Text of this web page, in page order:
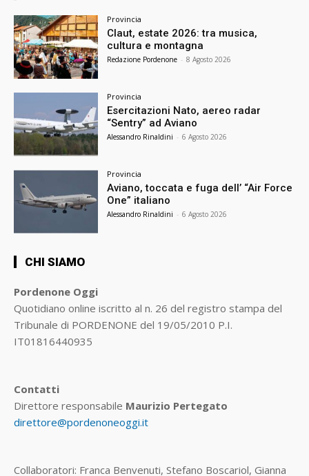
Provincia
Claut, estate 2026: tra musica,
cultura e montagna
Redazione Pordenone - 8 Agosto 2026
Provincia
Esercitazioni Nato, aereo radar
“Sentry” ad Aviano
Alessandro Rinaldini - 6 Agosto 2026
Provincia
Aviano, toccata e fuga dell’ “Air Force
One” italiano
Alessandro Rinaldini - 6 Agosto 2026
CHI SIAMO
Pordenone Oggi
Quotidiano online iscritto al n. 26 del registro stampa del
Tribunale di PORDENONE del 19/05/2010 P.I.
IT01816440935
Contatti
Direttore responsabile Maurizio Pertegato
direttore@pordenoneoggi.it
Collaboratori: Franca Benvenuti, Stefano Boscariol, Gianna